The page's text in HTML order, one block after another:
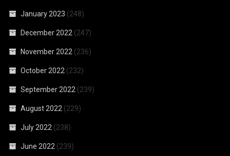
January 2023 (248)
December 2022 (247)
November 2022 (236)
October 2022 (232)
September 2022 (239)
August 2022 (229)
July 2022 (238)
June 2022 (239)